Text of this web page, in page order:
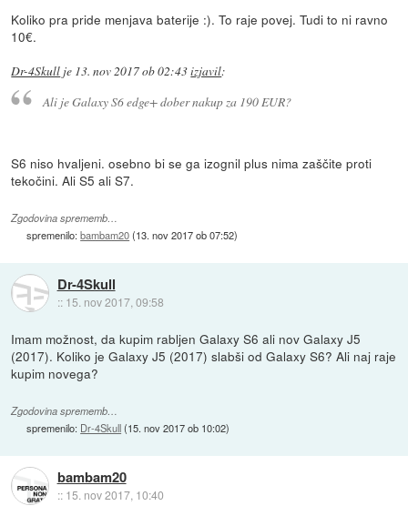
Koliko pra pride menjava baterije :). To raje povej. Tudi to ni ravno
10€.
Dr-4Skull je 13. nov 2017 ob 02:43izjavil:
Ali je Galaxy S6 edge+ dober nakup za 190 EUR?
S6 niso hvaljeni. osebno bi se ga izognil plus nima zaščite proti
tekočini. Ali S5 ali S7.
Zgodovina sprememb…
spremenilo:bambam20(13. nov 2017 ob 07:52)
Dr-4Skull
:: 15. nov 2017, 09:58
Imam možnost, da kupim rabljen Galaxy S6 ali nov Galaxy J5
(2017). Koliko je Galaxy J5 (2017) slabši od Galaxy S6? Ali naj raje
kupim novega?
Zgodovina sprememb…
spremenilo: Dr-4Skull(15. nov 2017 ob 10:02)
bambam20
:: 15. nov 2017, 10:40